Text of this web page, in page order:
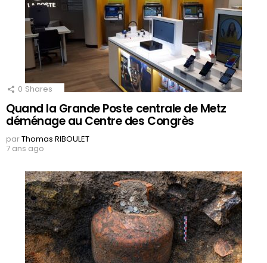
0 Shares
Quand la Grande Poste centrale de Metz
déménage au Centre des Congrès
parThomas RIBOULET
7 ans ago